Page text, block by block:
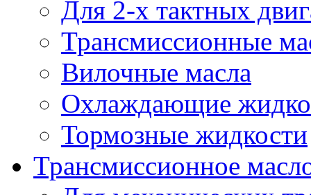
Для 2-х тактных
Трансмиссионные
Вилочные масла
Охлаждающие
Тормозные жидкости
Трансмиссионное